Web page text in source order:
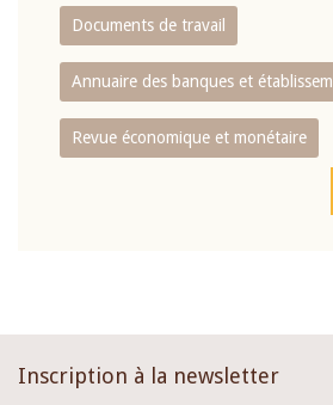
Documents de travail
Annuaire des banques et
Revue économique et monétaire
Inscription à la newsletter